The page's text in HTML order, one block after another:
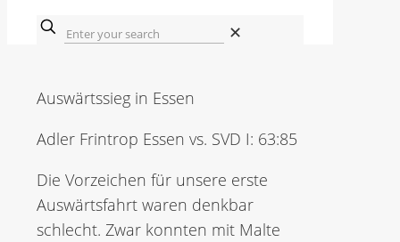
✕
Auswärtssieg in Essen
Adler Frintrop Essen vs. SVD I: 63:85
Die Vorzeichen für unsere erste
Auswärtsfahrt waren denkbar
schlecht. Zwar konnten mit Malte